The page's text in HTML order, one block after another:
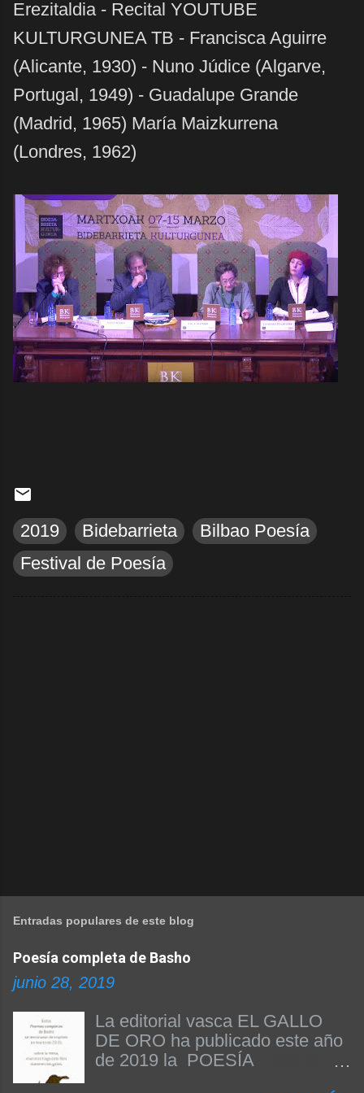
Erezitaldia - Recital YOUTUBE
KULTURGUNEA TB - Francisca Aguirre
(Alicante, 1930) - Nuno Júdice (Algarve,
Portugal, 1949) - Guadalupe Grande
(Madrid, 1965) María Maizkurrena
(Londres, 1962)
2019 Bidebarrieta
Bilbao Poesía
Festival de Poesía
Entradas populares de este blog
Poesía completa de Basho
junio 28, 2019
La editorial vasca EL GALLO
DE ORO ha publicado este año
de 2019 la POESÍA